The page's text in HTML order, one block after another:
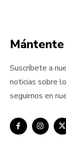
Suscríbete a
noticias sobre
seguirnos en